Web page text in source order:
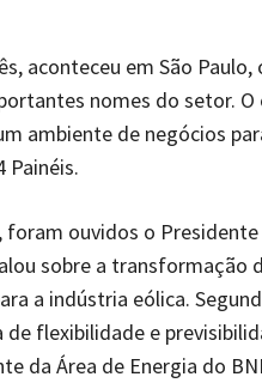
aconteceu em São
nomes do setor.
ambiente de negócios
Painéis.
foram ouvidos o
sobre a transformação
a indústria eólica.
de flexibilidade e
da Área de Energia do